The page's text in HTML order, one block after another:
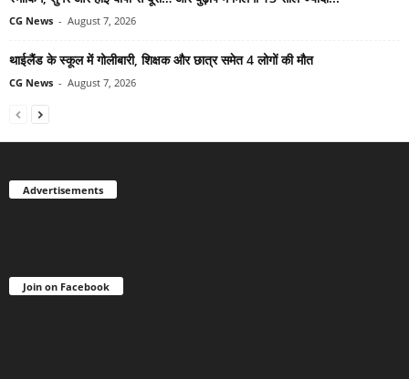
CG News - August 7, 2026
थाईलैंड के स्कूल में गोलीबारी, शिक्षक और छात्र समेत 4 लोगों की मौत
CG News - August 7, 2026
Advertisements
Join on Facebook